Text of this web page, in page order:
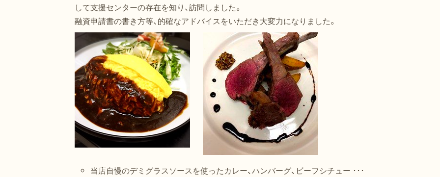
で
開
)
して支援センターの存在を知り、訪問しました。
融資申請書の書き方等、的確なアドバイスをいただき大変力になりました。
当店自慢のデミグラスソースを使ったカレー、ハンバーグ、ビーフシチュー ･･･